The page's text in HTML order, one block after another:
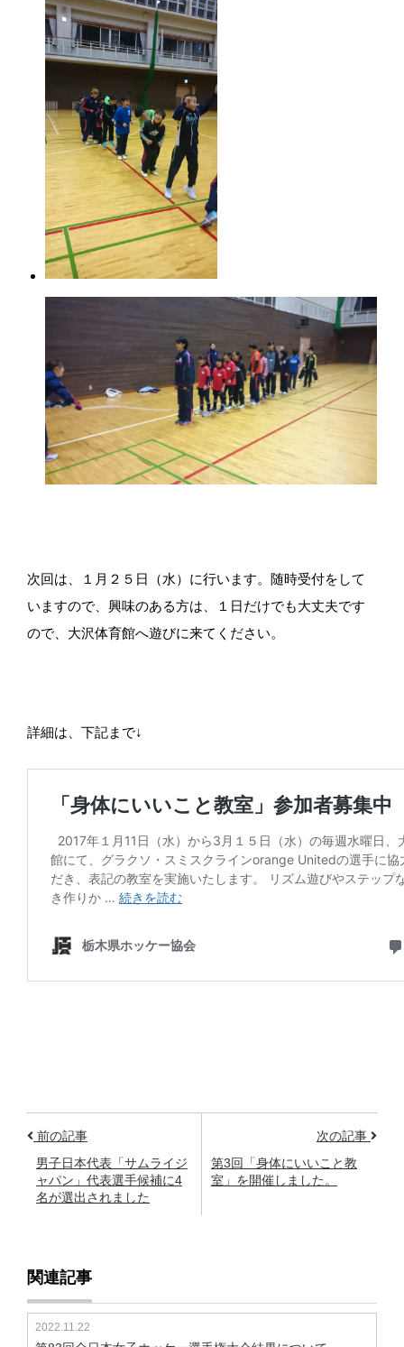
次回は、１月２５日（水）に行います。随時受付をして
いますので、興味のある方は、１日だけでも大丈夫です
ので、大沢体育館へ遊びに来てください。
詳細は、下記まで↓
前の記事
男子日本代表「サムライジ
ャパン」代表選手候補に4
名が選出されました
次の記事
第3回「身体にいいこと教
室」を開催しました。
関連記事
2022.11.22